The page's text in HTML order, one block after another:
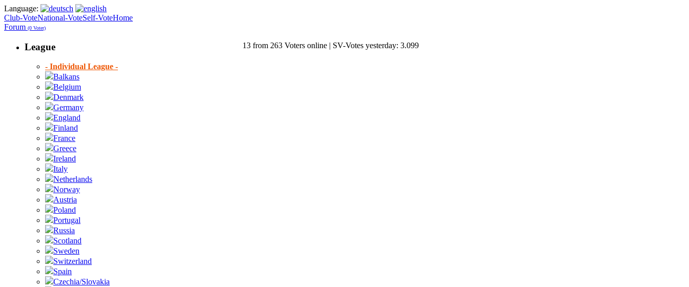
Language:
13 from 263 Voters online | SV-Votes yesterday: 3.099
Club-VoteNational-VoteSelf-VoteHome
Forum (0 Voter)
League
- Individual League -
Balkans
Belgium
Denmark
Germany
England
Finland
France
Greece
Ireland
Italy
Netherlands
Norway
Austria
Poland
Portugal
Russia
Scotland
Sweden
Switzerland
Spain
Czechia/Slovakia